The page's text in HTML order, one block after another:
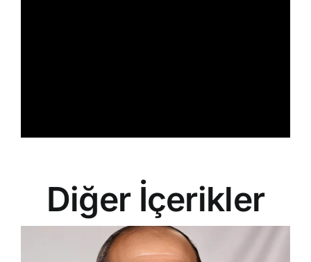
Diğer İçerikler